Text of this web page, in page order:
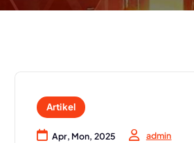
Artikel
Apr, Mon, 2025 admin